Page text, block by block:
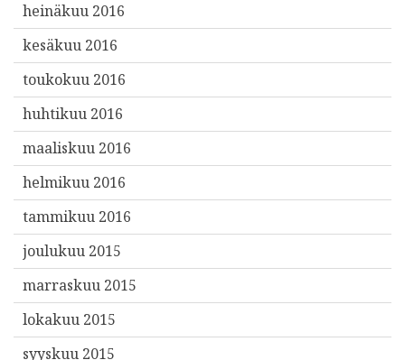
heinäkuu 2016
kesäkuu 2016
toukokuu 2016
huhtikuu 2016
maaliskuu 2016
helmikuu 2016
tammikuu 2016
joulukuu 2015
marraskuu 2015
lokakuu 2015
syyskuu 2015